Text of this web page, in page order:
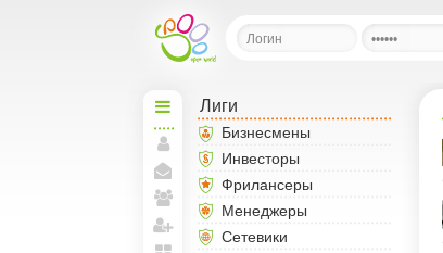
Начальная
Моя
страница
Мои
сообщения
Мои
друзья
Пригласить друзей
Лиги
Бизнесмены
Инвесторы
Фрилансеры
Менеджеры
Сетевики